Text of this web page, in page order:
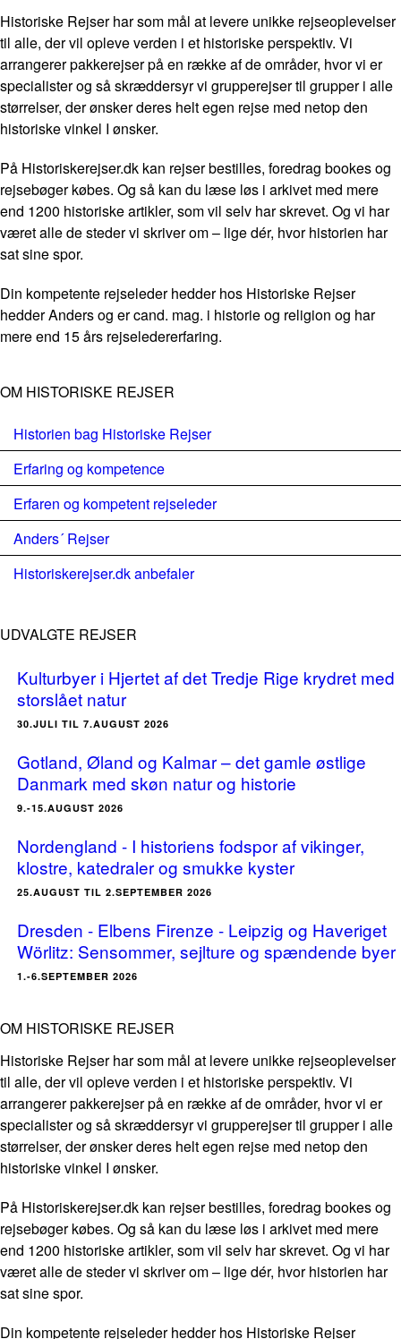
Historiske Rejser har som mål at levere unikke rejseoplevelser
til alle, der vil opleve verden i et historiske perspektiv. Vi
arrangerer pakkerejser på en række af de områder, hvor vi er
specialister og så skræddersyr vi grupperejser til grupper i alle
størrelser, der ønsker deres helt egen rejse med netop den
historiske vinkel I ønsker.
På Historiskerejser.dk kan rejser bestilles, foredrag bookes og
rejsebøger købes. Og så kan du læse løs i arkivet med mere
end 1200 historiske artikler, som vil selv har skrevet. Og vi har
været alle de steder vi skriver om – lige dér, hvor historien har
sat sine spor.
Din kompetente rejseleder hedder hos Historiske Rejser
hedder Anders og er cand. mag. i historie og religion og har
mere end 15 års rejseledererfaring.
OM HISTORISKE REJSER
Historien bag Historiske Rejser
Erfaring og kompetence
Erfaren og kompetent rejseleder
Anders´ Rejser
Historiskerejser.dk anbefaler
UDVALGTE REJSER
Kulturbyer i Hjertet af det Tredje Rige krydret med
storslået natur
30.JULI TIL 7.AUGUST 2026
Gotland, Øland og Kalmar – det gamle østlige
Danmark med skøn natur og historie
9.-15.AUGUST 2026
Nordengland - I historiens fodspor af vikinger,
klostre, katedraler og smukke kyster
25.AUGUST TIL 2.SEPTEMBER 2026
Dresden - Elbens Firenze - Leipzig og Haveriget
Wörlitz: Sensommer, sejlture og spændende byer
1.-6.SEPTEMBER 2026
OM HISTORISKE REJSER
Historiske Rejser har som mål at levere unikke rejseoplevelser
til alle, der vil opleve verden i et historiske perspektiv. Vi
arrangerer pakkerejser på en række af de områder, hvor vi er
specialister og så skræddersyr vi grupperejser til grupper i alle
størrelser, der ønsker deres helt egen rejse med netop den
historiske vinkel I ønsker.
På Historiskerejser.dk kan rejser bestilles, foredrag bookes og
rejsebøger købes. Og så kan du læse løs i arkivet med mere
end 1200 historiske artikler, som vil selv har skrevet. Og vi har
været alle de steder vi skriver om – lige dér, hvor historien har
sat sine spor.
Din kompetente rejseleder hedder hos Historiske Rejser